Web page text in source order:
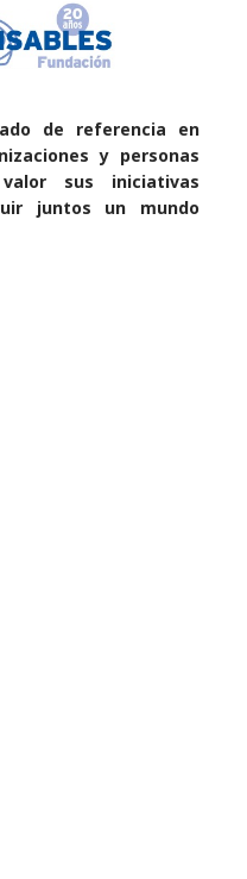
de referencia en
y personas
sus iniciativas
juntos un mundo